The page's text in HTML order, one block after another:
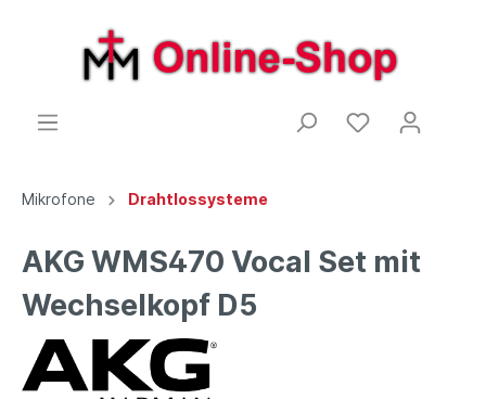
Mikrofone Drahtlossysteme
AKG WMS470 Vocal Set mit
Wechselkopf D5